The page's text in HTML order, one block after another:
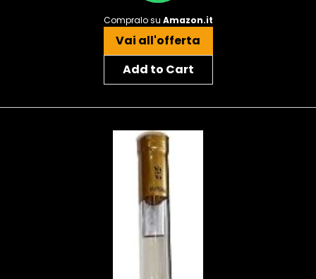
Compralo su Amazon.it
Vai all'offerta
Add to Cart